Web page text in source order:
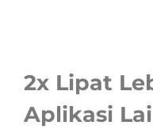
Larger
Image
2x Lipat
Aplikasi